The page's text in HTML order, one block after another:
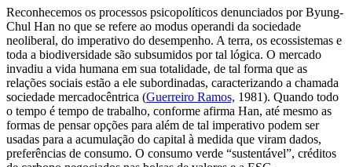
Reconhecemos os processos psicopolíticos denunciados por Byung-
Chul Han no que se refere ao modus operandi da sociedade
neoliberal, do imperativo do desempenho. A terra, os ecossistemas e
toda a biodiversidade são subsumidos por tal lógica. O mercado
invadiu a vida humana em sua totalidade, de tal forma que as
relações sociais estão a ele subordinadas, caracterizando a chamada
sociedade mercadocêntrica (Guerreiro Ramos, 1981). Quando todo
o tempo é tempo de trabalho, conforme afirma Han, até mesmo as
formas de pensar opções para além de tal imperativo podem ser
usadas para a acumulação do capital à medida que viram dados,
preferências de consumo. O consumo verde “sustentável”, créditos